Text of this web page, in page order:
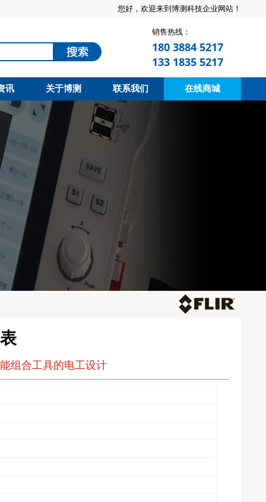
您好，欢迎来到博测科技企业网站！
销售热线：
180 3884 5217
133 1835 5217
讯 关于博测 联系我们 在线商城
组合工具的电工设计